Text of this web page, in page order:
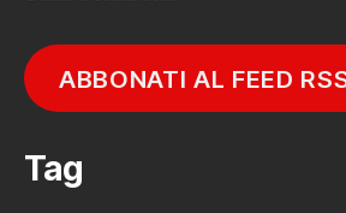
ABBONATI AL FEED
Tag